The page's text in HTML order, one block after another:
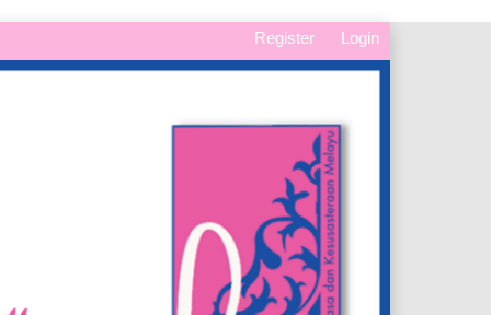
Register Login